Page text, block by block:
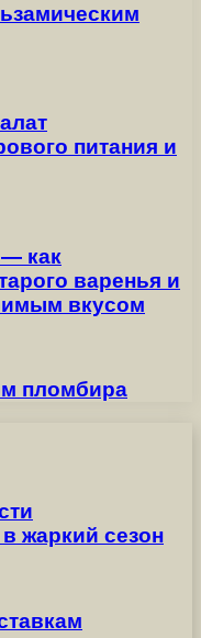
питания и
как
варенья и
вкусом
пломбира
жаркий сезон